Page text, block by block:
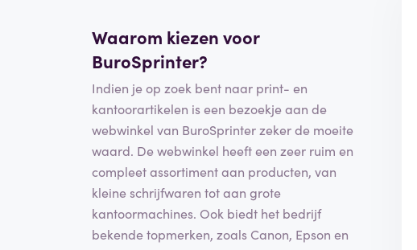
Waarom kiezen voor
BuroSprinter?
Indien je op zoek bent naar print- en
kantoorartikelen is een bezoekje aan de
webwinkel van BuroSprinter zeker de moeite
waard. De webwinkel heeft een zeer ruim en
compleet assortiment aan producten, van
kleine schrijfwaren tot aan grote
kantoormachines. Ook biedt het bedrijf
bekende topmerken, zoals Canon, Epson en